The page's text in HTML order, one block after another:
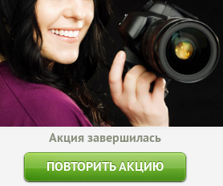
Акция завершилась
ПОВТОРИТЬ АКЦИЮ